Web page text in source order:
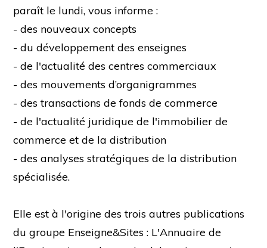
paraît le lundi, vous informe :
- des nouveaux concepts
- du développement des enseignes
- de l'actualité des centres commerciaux
- des mouvements d’organigrammes
- des transactions de fonds de commerce
- de l'actualité juridique de l'immobilier de
commerce et de la distribution
- des analyses stratégiques de la distribution
spécialisée.
Elle est à l'origine des trois autres publications
du groupe Enseigne&Sites : L'Annuaire de